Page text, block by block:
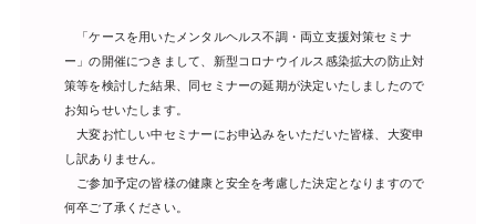
「ケースを用いたメンタルヘルス不調・両立支援対策セミナ
ー」の開催につきまして、新型コロナウイルス感染拡大の防止対
策等を検討した結果、同セミナーの延期が決定いたしましたので
お知らせいたします。
大変お忙しい中セミナーにお申込みをいただいた皆様、大変申
し訳ありません。
ご参加予定の皆様の健康と安全を考慮した決定となりますので
何卒ご了承ください。